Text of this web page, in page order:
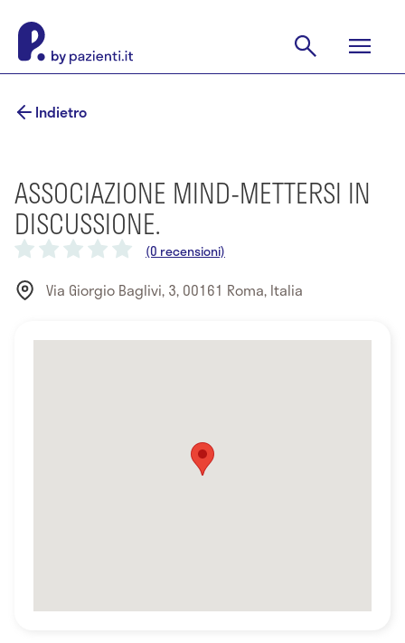
Indietro
ASSOCIAZIONE MIND-METTERSI IN
DISCUSSIONE.
(0 recensioni)
Via Giorgio Baglivi, 3, 00161 Roma, Italia